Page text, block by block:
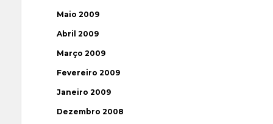
Maio 2009
Abril 2009
Março 2009
Fevereiro 2009
Janeiro 2009
Dezembro 2008